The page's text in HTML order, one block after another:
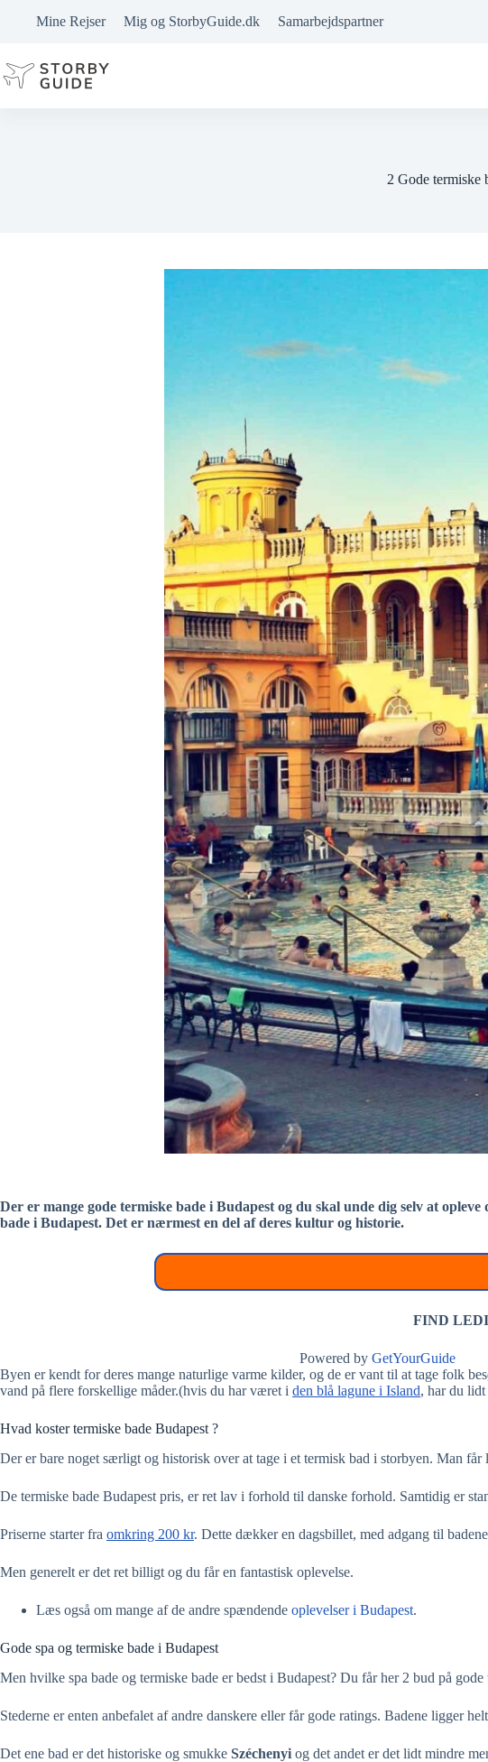
Mine Rejser Mig og StorbyGuide.dk Samarbejdspartner
2 Gode termiske
Der er mange gode termiske bade i Budapest og du skal unde dig selv at
bade i Budapest. Det er nærmest en del af deres kultur og historie.
FIND
Powered by GetYourGuide
Byen er kendt for deres mange naturlige varme kilder, og de er vant til at tage folk
vand på flere forskellige måder.(hvis du har været i den blå lagune i Island, har du
Hvad koster termiske bade Budapest ?
Der er bare noget særligt og historisk over at tage i et termisk bad i storbyen. Man
De termiske bade Budapest pris, er ret lav i forhold til danske forhold. Samtidig er
Priserne starter fra omkring 200 kr. Dette dækker en dagsbillet, med adgang til
Men generelt er det ret billigt og du får en fantastisk oplevelse.
Læs også om mange af de andre spændende oplevelser i Budapest.
Gode spa og termiske bade i Budapest
Men hvilke spa bade og termiske bade er bedst i Budapest? Du får her 2 bud på gode
Stederne er enten anbefalet af andre danskere eller får gode ratings. Badene ligger
Det ene bad er det historiske og smukke Széchenyi og det andet er det lidt mindre